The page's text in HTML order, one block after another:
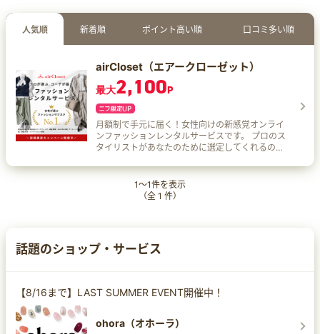
人気順 新着順 ポイント高い順 口コミ多い順
airCloset（エアークローゼット）
最大2,100P
月額制で手元に届く！女性向けの新感覚オンライ
ンファッションレンタルサービスです。 プロのス
タイリストがあなたのために選定してくれるので
て、新しい自分との出会いがあるかもしれません
1～1件を表示
（全 1 件）
話題のショップ・サービス
【8/16まで】LAST SUMMER EVENT開催中！
ohora（オホーラ）